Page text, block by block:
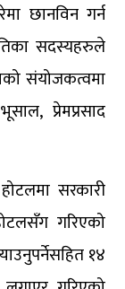
छानविन गर्न
सदस्यहरुले
संयोजकत्वमा
प्रेमप्रसाद
सरकारी
गरिएको
१४